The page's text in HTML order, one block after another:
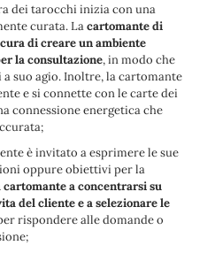
dei tarocchi inizia con una
curata. Lacartomante di
di creare un ambiente
la consultazione, in modo che
suo agio. Inoltre, la cartomante
e si connette con le carte dei
connessione energetica che
è invitato a esprimere le sue
oppure obiettivi per la
cartomante a concentrarsi su
del cliente e a selezionare le
rispondere alle domande o